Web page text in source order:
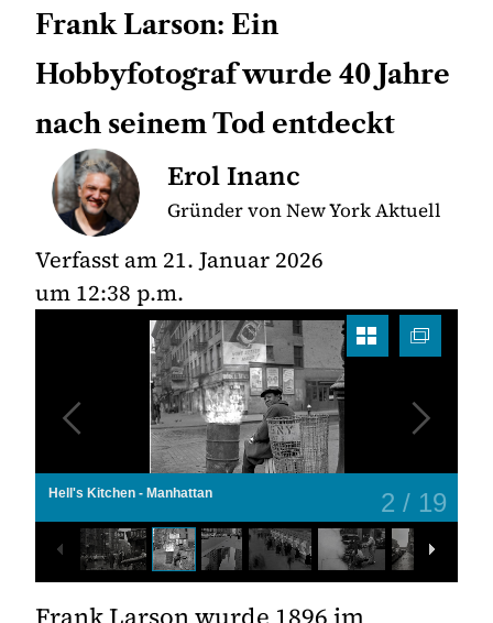
Frank Larson: Ein
Hobbyfotograf wurde 40 Jahre
nach seinem Tod entdeckt
Erol Inanc
Gründer von New York Aktuell
Verfasst am 21. Januar 2026
um 12:38 p.m.
2 / 19
Hell's Kitchen - Manhattan
Frank Larson wurde 1896 im